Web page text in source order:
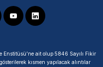
ait olup 5846 Sayılı Fikir
kısmen yapılacak alıntılar